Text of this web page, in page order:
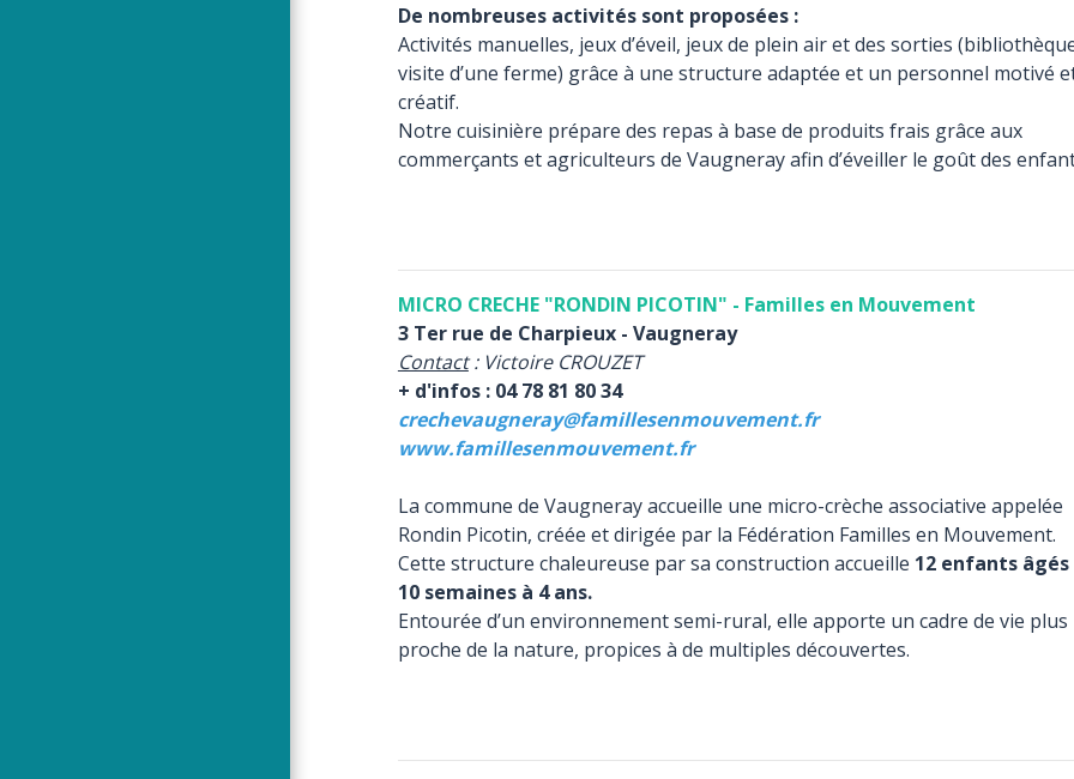
De nombreuses activités sont proposées :
Activités manuelles, jeux d’éveil, jeux de plein air et des sorties
visite d’une ferme) grâce à une structure adaptée et un personnel motivé
créatif.
Notre cuisinière prépare des repas à base de produits frais grâce aux
commerçants et agriculteurs de Vaugneray afin d’éveiller le goût des
MICRO CRECHE "RONDIN PICOTIN" - Familles en Mouvement
3 Ter rue de Charpieux - Vaugneray
Contact: Victoire CROUZET
+ d'infos : 04 78 81 80 34
crechevaugneray@famillesenmouvement.fr
www.famillesenmouvement.fr
La commune de Vaugneray accueille une micro-crèche associative appelée
Rondin Picotin, créée et dirigée par la Fédération Familles en Mouvement.
Cette structure chaleureuse par sa construction accueille 12 enfants âgés
10 semaines à 4 ans.
Entourée d’un environnement semi-rural, elle apporte un cadre de vie plus
proche de la nature, propices à de multiples découvertes.